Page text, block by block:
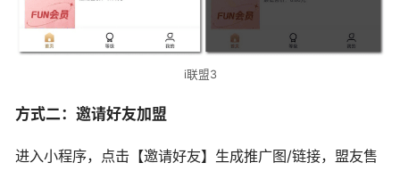
i联盟3
方式二：邀请好友加盟
进入小程序，点击【邀请好友】生成推广图/链接，盟友售